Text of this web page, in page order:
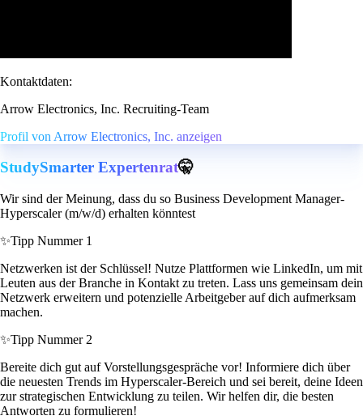
Kontaktdaten:
Arrow Electronics, Inc. Recruiting-Team
Profil von Arrow Electronics, Inc. anzeigen
StudySmarter Expertenrat🤫
Wir sind der Meinung, dass du so Business Development Manager-
Hyperscaler (m/w/d) erhalten könntest
✨Tipp Nummer 1
Netzwerken ist der Schlüssel! Nutze Plattformen wie LinkedIn, um mit
Leuten aus der Branche in Kontakt zu treten. Lass uns gemeinsam dein
Netzwerk erweitern und potenzielle Arbeitgeber auf dich aufmerksam
machen.
✨Tipp Nummer 2
Bereite dich gut auf Vorstellungsgespräche vor! Informiere dich über
die neuesten Trends im Hyperscaler-Bereich und sei bereit, deine Ideen
zur strategischen Entwicklung zu teilen. Wir helfen dir, die besten
Antworten zu formulieren!